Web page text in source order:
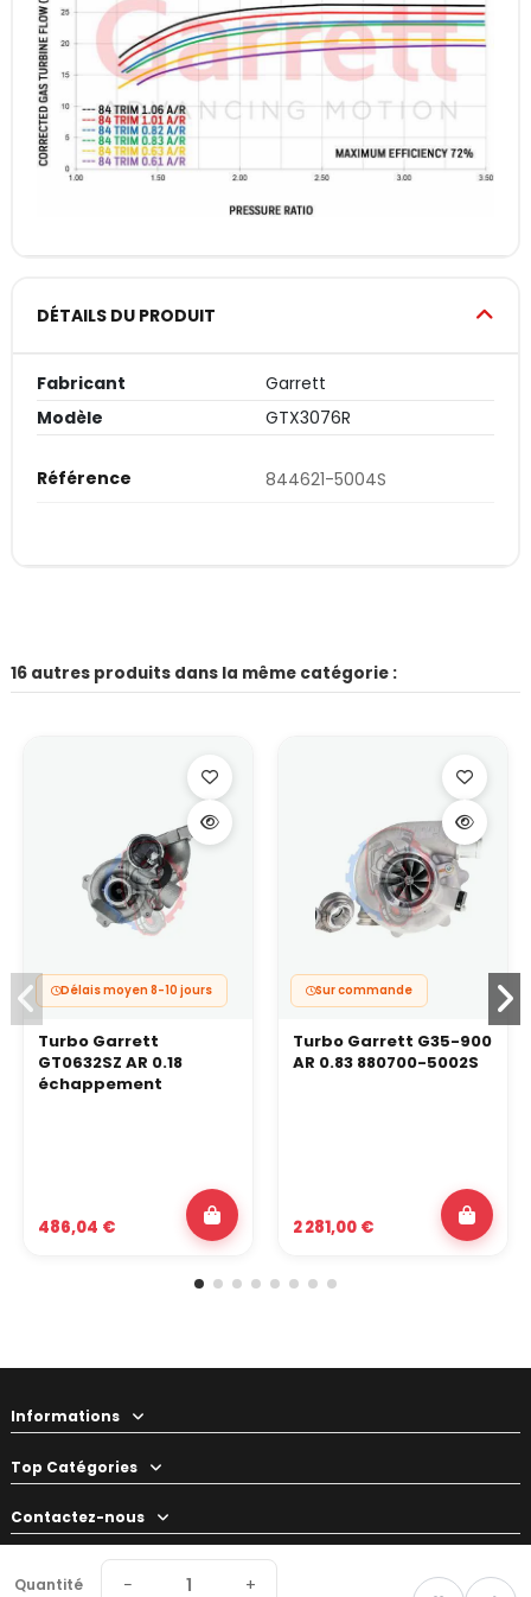
Quantité − +
DÉTAILS DU PRODUIT
Fabricant
Garrett
Modèle
GTX3076R
Référence 844621-5004S
16 autres produits dans la même catégorie :
Délais moyen 8-10 jours
Turbo Garrett
GT0632SZ AR 0.18
échappement
486,04 €
Sur commande
Turbo Garrett G35-900
AR 0.83 880700-5002S
2 281,00 €
Informations
Top Catégories
Contactez-nous
Votre préparateur